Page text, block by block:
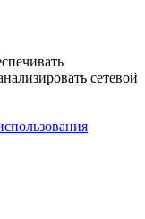
сетевой